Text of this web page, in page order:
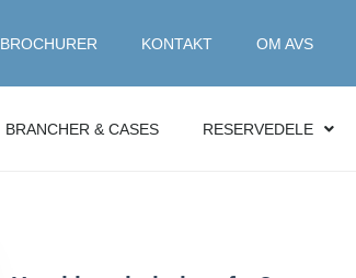
BROCHURER KONTAKT OM AVS
BRANCHER & CASES RESERVEDELE